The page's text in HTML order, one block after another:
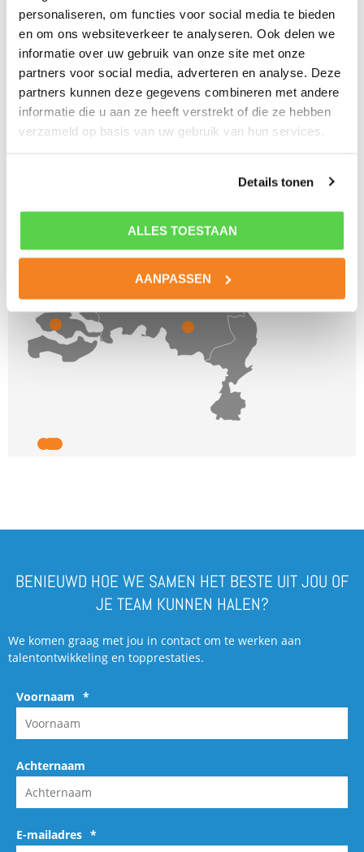
personaliseren, om functies voor social media te bieden
en om ons websiteverkeer te analyseren. Ook delen we
informatie over uw gebruik van onze site met onze
partners voor social media, adverteren en analyse. Deze
partners kunnen deze gegevens combineren met andere
informatie die u aan ze heeft verstrekt of die ze hebben
verzameld op basis van uw gebruik van hun services.
Details tonen
ALLES TOESTAAN
AANPASSEN
BINNEN 24U CONTACT IN HEEL NL!
BENIEUWD HOE WE SAMEN HET BESTE UIT JOU OF
JE TEAM KUNNEN HALEN?
We komen graag met jou in contact om te werken aan
talentontwikkeling en topprestaties.
Voornaam *
Achternaam
E-mailadres *